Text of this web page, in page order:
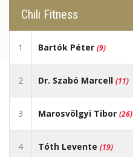
Chili Fitness
1 Bartók Péter (9)
2 Dr. Szabó Marcell (11)
3 Marosvölgyi Tibor (26)
4 Tóth Levente (19)